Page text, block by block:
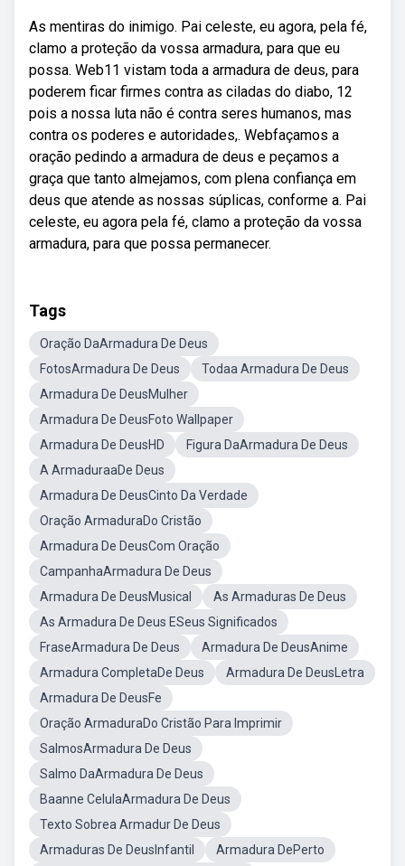
As mentiras do inimigo. Pai celeste, eu agora, pela fé,
clamo a proteção da vossa armadura, para que eu
possa. Web11 vistam toda a armadura de deus, para
poderem ficar firmes contra as ciladas do diabo, 12
pois a nossa luta não é contra seres humanos, mas
contra os poderes e autoridades,. Webfaçamos a
oração pedindo a armadura de deus e peçamos a
graça que tanto almejamos, com plena confiança em
deus que atende as nossas súplicas, conforme a. Pai
celeste, eu agora pela fé, clamo a proteção da vossa
armadura, para que possa permanecer.
Tags
Oração DaArmadura De Deus
FotosArmadura De Deus
Todaa Armadura De Deus
Armadura De DeusMulher
Armadura De DeusFoto Wallpaper
Armadura De DeusHD
Figura DaArmadura De Deus
A ArmaduraaDe Deus
Armadura De DeusCinto Da Verdade
Oração ArmaduraDo Cristão
Armadura De DeusCom Oração
CampanhaArmadura De Deus
Armadura De DeusMusical
As Armaduras De Deus
As Armadura De Deus ESeus Significados
FraseArmadura De Deus
Armadura De DeusAnime
Armadura CompletaDe Deus
Armadura De DeusLetra
Armadura De DeusFe
Oração ArmaduraDo Cristão Para Imprimir
SalmosArmadura De Deus
Salmo DaArmadura De Deus
Baanne CelulaArmadura De Deus
Texto Sobrea Armadur De Deus
Armaduras De DeusInfantil
Armadura DePerto